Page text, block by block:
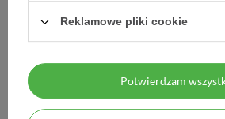
Reklamowe pliki cookie
Potwierdzam